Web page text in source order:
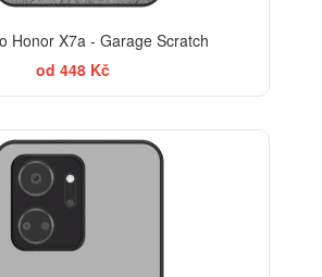
Honor X7a - Garage Scratch
od 448 Kč